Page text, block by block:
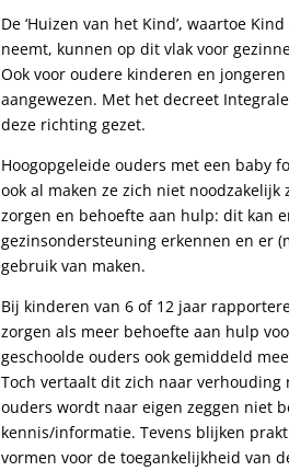
De ‘Huizen van het Kind’, waartoe
neemt, kunnen op dit vlak voor
Ook voor oudere kinderen en
aangewezen. Met het decreet
deze richting gezet.
Hoogopgeleide ouders met een baby
ook al maken ze zich niet
zorgen en behoefte aan hulp: dit kan
gezinsondersteuning erkennen en er
gebruik van maken.
Bij kinderen van 6 of 12 jaar
zorgen als meer behoefte aan hulp
geschoolde ouders ook gemiddeld
Toch vertaalt dit zich naar
ouders wordt naar eigen zeggen niet
kennis/informatie. Tevens blijken
vormen voor de toegankelijkheid van